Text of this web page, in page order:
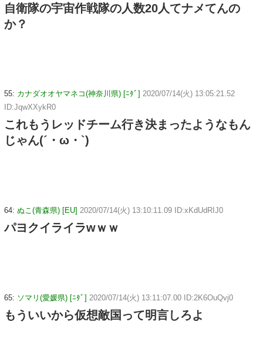
自衛隊の宇宙作戦隊の人数20人てナメてんの
か？
55: カナダオオヤマネコ(神奈川県) [ﾆﾀﾞ] 2020/07/14(火) 13:05:21.52
ID:JqwXXykR0
これもうレッドチーム行き決まったようなもん
じゃん(´・ω・`)
64: ぬこ(青森県) [EU] 2020/07/14(火) 13:10:11.09 ID:xKdUdRIJ0
パヨクイライラwｗｗ
65: ソマリ(愛媛県) [ﾆﾀﾞ] 2020/07/14(火) 13:11:07.00 ID:2K6OuQvj0
もういいから仮想敵国って明言しろよ